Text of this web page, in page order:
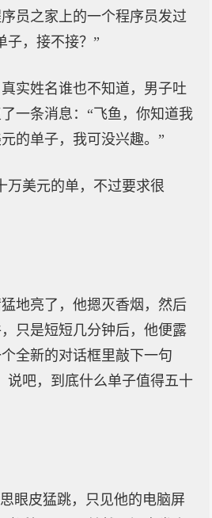
员之家上的一个程序员发过
子，接不接？”
实姓名谁也不知道，男子吐
一条消息：“飞鱼，你知道我
的单子，我可没兴趣。”
万美元的单，不过要求很
地亮了，他摁灭香烟，然后
只是短短几分钟后，他便露
全新的对话框里敲下一句
说吧，到底什么单子值得五十
眼皮猛跳，只见他的电脑屏